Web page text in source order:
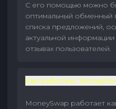
С его помощью можно
оптимальный обменный
списка предложений,
актуальной
отзывах пользователей.
Как работает
MoneySwap работает